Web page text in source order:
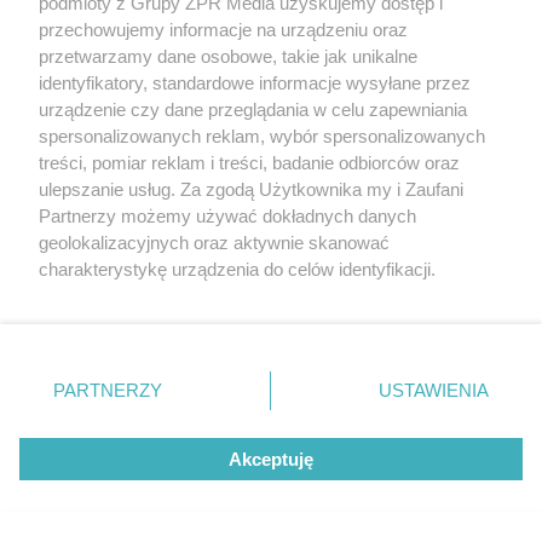
przechowujemy informacje na urządzeniu oraz
przetwarzamy dane osobowe, takie jak unikalne
identyfikatory, standardowe informacje wysyłane przez
urządzenie czy dane przeglądania w celu zapewniania
spersonalizowanych reklam, wybór spersonalizowanych
treści, pomiar reklam i treści, badanie odbiorców oraz
ulepszanie usług. Za zgodą Użytkownika my i Zaufani
Partnerzy możemy używać dokładnych danych
geolokalizacyjnych oraz aktywnie skanować
charakterystykę urządzenia do celów identyfikacji.
zmienić/wycofać klikając przycisk ustawień prywatności
znajdujący się w lewym dolnym rogu strony
rodzaje przetwarzania danych nie wymagają zgody
użytkownika, ale masz prawo sprzeciwić się takiemu
przetwarzaniu. Preferencje będą miały zastosowanie tylko
PARTNERZY USTAWIENIA
Akceptuję